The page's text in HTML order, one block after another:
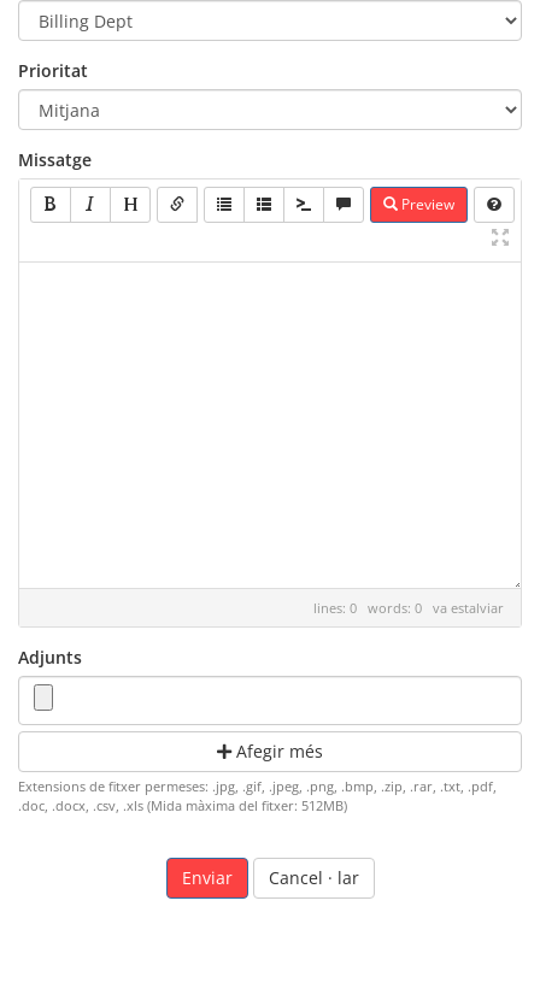
Prioritat
Missatge
Preview
lines: 0 words: 0 va estalviar
Adjunts
Afegir més
Extensions de fitxer permeses: .jpg, .gif, .jpeg, .png, .bmp, .zip, .rar, .txt, .pdf,
.doc, .docx, .csv, .xls (Mida màxima del fitxer: 512MB)
Cancel · lar